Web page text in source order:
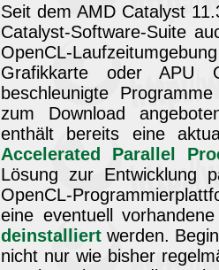
Seit dem AMD Catalyst
Catalyst-Software-Suite
OpenCL-
Grafikkarte oder APU
beschleunigte
zum Download
enthält bereits eine
Accelerated Parallel
Lösung zur Entwicklung
OpenCL-
eine eventuell
deinstalliert werden.
nicht nur wie bisher